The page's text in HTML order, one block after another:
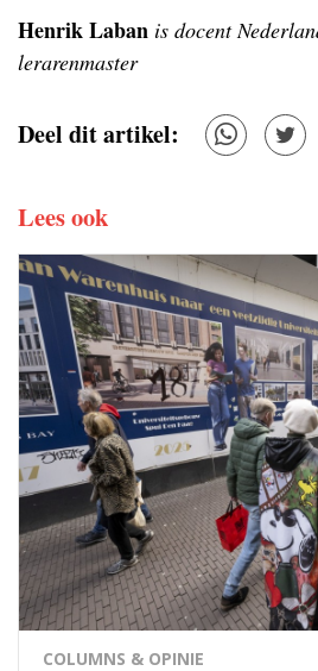
Henrik Laban is docent
lerarenmaster
Deel dit artikel:
Lees ook
COLUMNS & OPINIE